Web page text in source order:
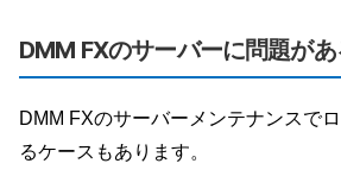
DMM FXのサーバーに問題があ
DMM FXのサーバーメンテナンスで
るケースもあります。